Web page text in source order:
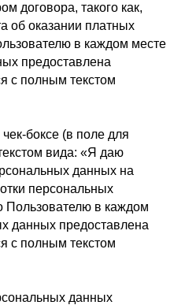
договора, такого как,
об оказании платных
в каждом месте
предоставлена
с полным текстом
боксе (в поле для
вида: «Я даю
данных на
персональных
Пользователю в каждом
данных предоставлена
с полным текстом
данных